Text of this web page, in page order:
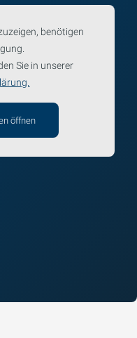
benötigen
Sie in unserer
öffnen